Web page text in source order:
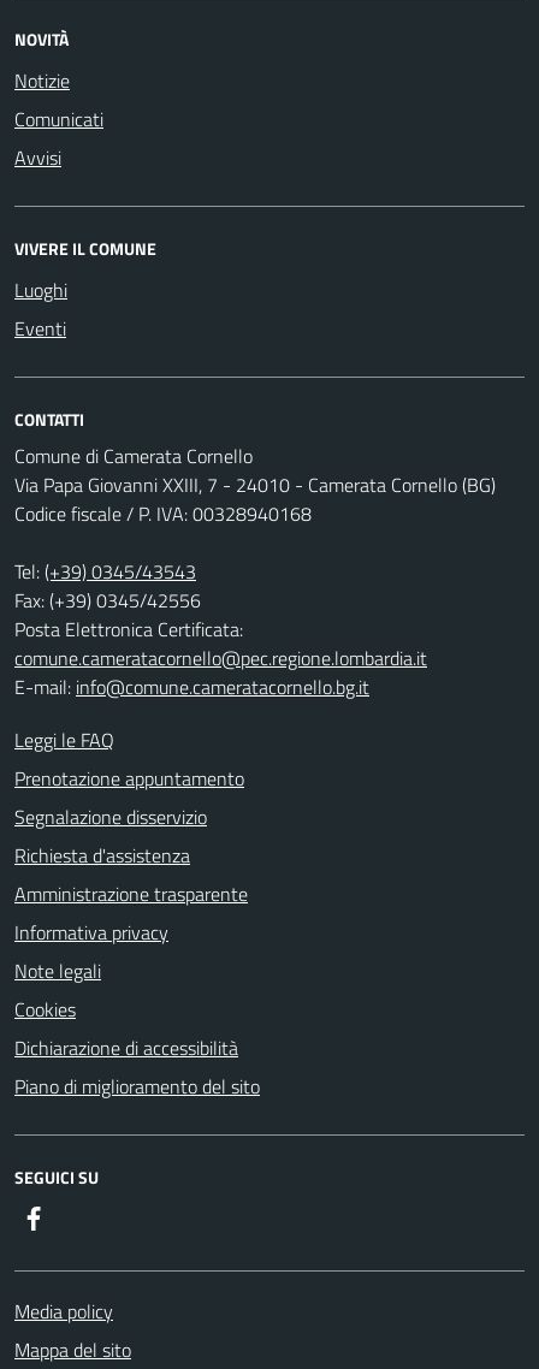
NOVITÀ
Notizie
Comunicati
Avvisi
VIVERE IL COMUNE
Luoghi
Eventi
CONTATTI
Comune di Camerata Cornello
Via Papa Giovanni XXIII, 7 - 24010 - Camerata Cornello (BG)
Codice fiscale / P. IVA: 00328940168
Tel:(+39) 0345/43543
Fax: (+39) 0345/42556
Posta Elettronica Certificata:
comune.cameratacornello@pec.regione.lombardia.it
E-mail: info@comune.cameratacornello.bg.it
Leggi le FAQ
Prenotazione appuntamento
Segnalazione disservizio
Richiesta d'assistenza
Amministrazione trasparente
Informativa privacy
Note legali
Cookies
Dichiarazione di accessibilità
Piano di miglioramento del sito
SEGUICI SU
Media policy
Mappa del sito